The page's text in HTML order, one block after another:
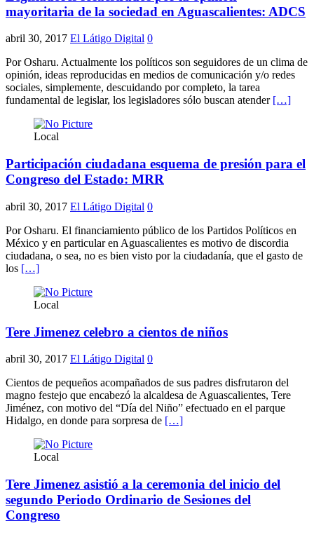
mayoritaria de la sociedad en Aguascalientes: ADCS
abril 30, 2017 El Látigo Digital 0
Por Osharu. Actualmente los políticos son seguidores de un clima de
opinión, ideas reproducidas en medios de comunicación y/o redes
sociales, simplemente, descuidando por completo, la tarea
fundamental de legislar, los legisladores sólo buscan atender […]
Local
Participación ciudadana esquema de presión para el
Congreso del Estado: MRR
abril 30, 2017 El Látigo Digital 0
Por Osharu. El financiamiento público de los Partidos Políticos en
México y en particular en Aguascalientes es motivo de discordia
ciudadana, o sea, no es bien visto por la ciudadanía, que el gasto de
los […]
Local
Tere Jimenez celebro a cientos de niños
abril 30, 2017 El Látigo Digital 0
Cientos de pequeños acompañados de sus padres disfrutaron del
magno festejo que encabezó la alcaldesa de Aguascalientes, Tere
Jiménez, con motivo del “Día del Niño” efectuado en el parque
Hidalgo, en donde para sorpresa de […]
Local
Tere Jimenez asistió a la ceremonia del inicio del
segundo Periodo Ordinario de Sesiones del
Congreso